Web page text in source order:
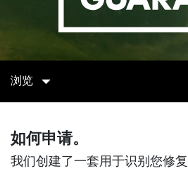
浏览
如何申请。
我们创建了一套用于识别您修